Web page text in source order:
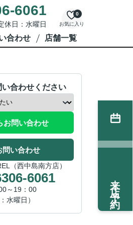
6061
日：水曜日 お気に入り
0
合わせ 店舗一覧
合わせください
お問い合わせ
問い合わせ
（西中島南方店）
6061
～19：00
水曜日）
来店予約